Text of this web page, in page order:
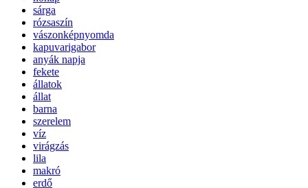
sárga
rózsaszín
vászonképnyomda
kapuvarigabor
anyák napja
fekete
állatok
állat
barna
szerelem
víz
virágzás
lila
makró
erdő